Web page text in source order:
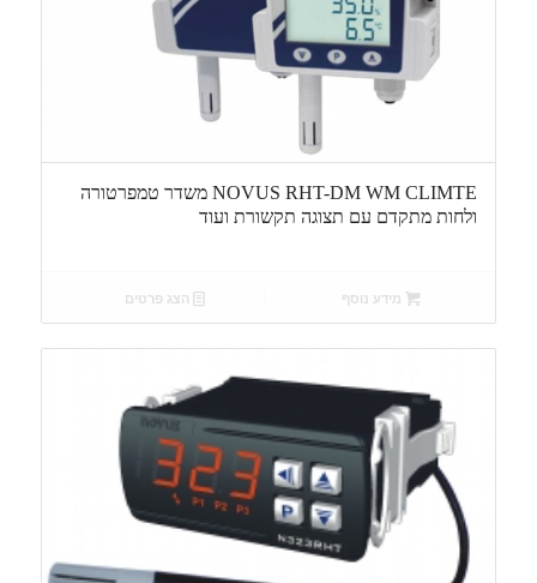
NOVUS RHT-DM WM CLIMTE משדר טמפרטורה
ולחות מתקדם עם תצוגה תקשורת ועוד
מידע נוסף הצג פרטים